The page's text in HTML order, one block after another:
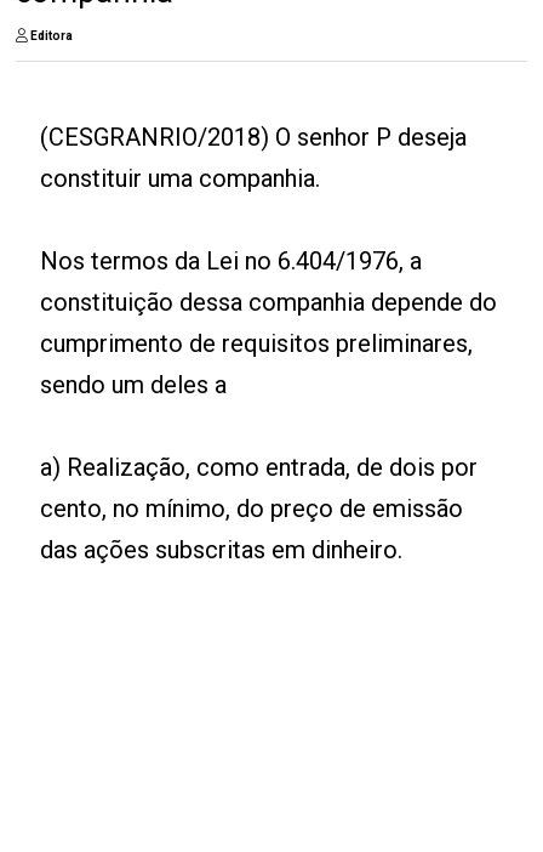
Editora
(CESGRANRIO/2018) O senhor P deseja
constituir uma companhia.
Nos termos da Lei no 6.404/1976, a
constituição dessa companhia depende do
cumprimento de requisitos preliminares,
sendo um deles a
a) Realização, como entrada, de dois por
cento, no mínimo, do preço de emissão
das ações subscritas em dinheiro.